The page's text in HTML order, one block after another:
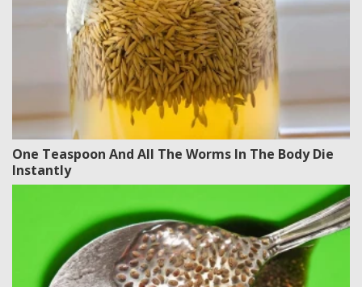
One Teaspoon And All The Worms In The Body Die
Instantly